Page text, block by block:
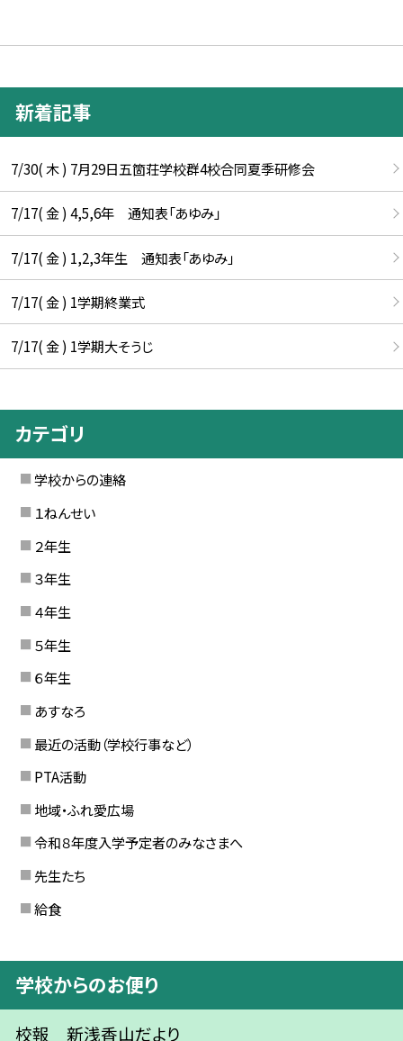
新着記事
7/30( 木 ) 7月29日五箇荘学校群4校合同夏季研修会
7/17( 金 ) 4,5,6年 通知表「あゆみ」
7/17( 金 ) 1,2,3年生 通知表「あゆみ」
7/17( 金 ) 1学期終業式
7/17( 金 ) 1学期大そうじ
カテゴリ
学校からの連絡
１ねんせい
２年生
３年生
４年生
５年生
６年生
あすなろ
最近の活動（学校行事など）
PTA活動
地域・ふれ愛広場
令和８年度入学予定者のみなさまへ
先生たち
給食
学校からのお便り
校報 新浅香山だより